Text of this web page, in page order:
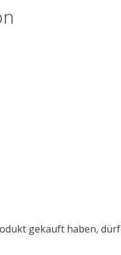
gekauft haben,